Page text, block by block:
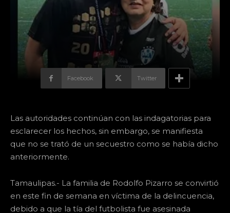
Facebook Twitter
Las autoridades continúan con las indagatorias para
esclarecer los hechos, sin embargo, se manifiesta
que no se trató de un secuestro como se había dicho
anteriormente.
Tamaulipas.- La familia de Rodolfo Pizarro se convirtió
en este fin de semana en víctima de la delincuencia,
debido a que la tía del futbolista fue asesinada